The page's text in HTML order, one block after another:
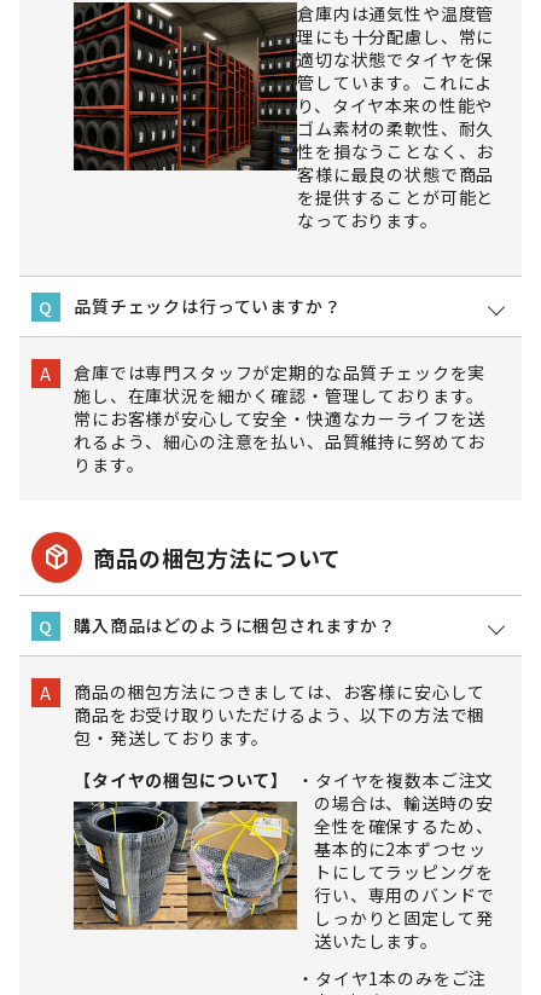
倉庫内は通気性や温度管
理にも十分配慮し、常に
適切な状態でタイヤを保
管しています。これによ
り、タイヤ本来の性能や
ゴム素材の柔軟性、耐久
性を損なうことなく、お
客様に最良の状態で商品
を提供することが可能と
なっております。
Q 品質チェックは行っていますか？
A
倉庫では専門スタッフが定期的な品質チェックを実
施し、在庫状況を細かく確認・管理しております。
常にお客様が安心して安全・快適なカーライフを送
れるよう、細心の注意を払い、品質維持に努めてお
ります。
package_2 商品の梱包方法について
Q 購入商品はどのように梱包されますか？
A
商品の梱包方法につきましては、お客様に安心して
商品をお受け取りいただけるよう、以下の方法で梱
包・発送しております。
【タイヤの梱包について】
タイヤを複数本ご注文
の場合は、輸送時の安
全性を確保するため、
基本的に2本ずつセッ
トにしてラッピングを
行い、専用のバンドで
しっかりと固定して発
送いたします。
タイヤ1本のみをご注